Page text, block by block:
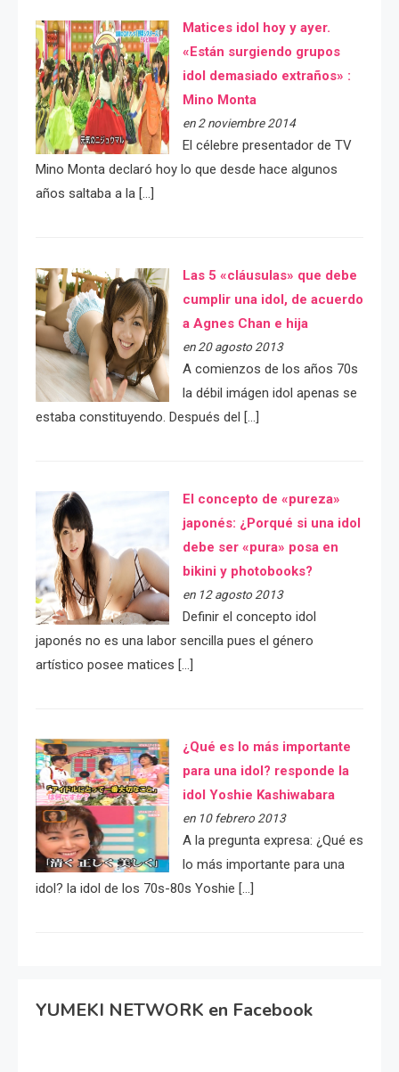
Matices idol hoy y ayer.
«Están surgiendo grupos
idol demasiado extraños» :
Mino Monta
en 2 noviembre 2014
El célebre presentador de TV
Mino Monta declaró hoy lo que desde hace algunos
años saltaba a la […]
Las 5 «cláusulas» que debe
cumplir una idol, de acuerdo
a Agnes Chan e hija
en 20 agosto 2013
A comienzos de los años 70s
la débil imágen idol apenas se
estaba constituyendo. Después del […]
El concepto de «pureza»
japonés: ¿Porqué si una idol
debe ser «pura» posa en
bikini y photobooks?
en 12 agosto 2013
Definir el concepto idol
japonés no es una labor sencilla pues el género
artístico posee matices […]
¿Qué es lo más importante
para una idol? responde la
idol Yoshie Kashiwabara
en 10 febrero 2013
A la pregunta expresa: ¿Qué es
lo más importante para una
idol? la idol de los 70s-80s Yoshie […]
YUMEKI NETWORK en Facebook